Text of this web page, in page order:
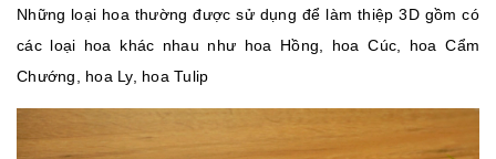
Những loại hoa thường được sử dụng để làm thiệp 3D gồm có
các loại hoa khác nhau như hoa Hồng, hoa Cúc, hoa Cẩm
Chướng, hoa Ly, hoa Tulip